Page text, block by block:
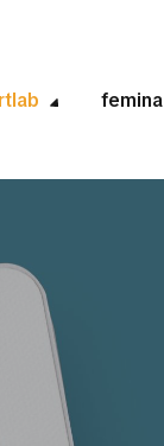
femina